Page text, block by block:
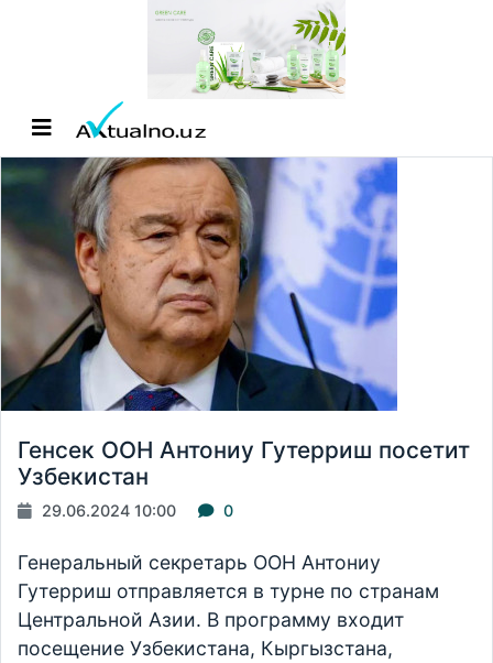
Генсек ООН Антониу Гутерриш посетит
Узбекистан
29.06.2024 10:00 0
Генеральный секретарь ООН Антониу
Гутерриш отправляется в турне по странам
Центральной Азии. В программу входит
посещение Узбекистана, Кыргызстана,